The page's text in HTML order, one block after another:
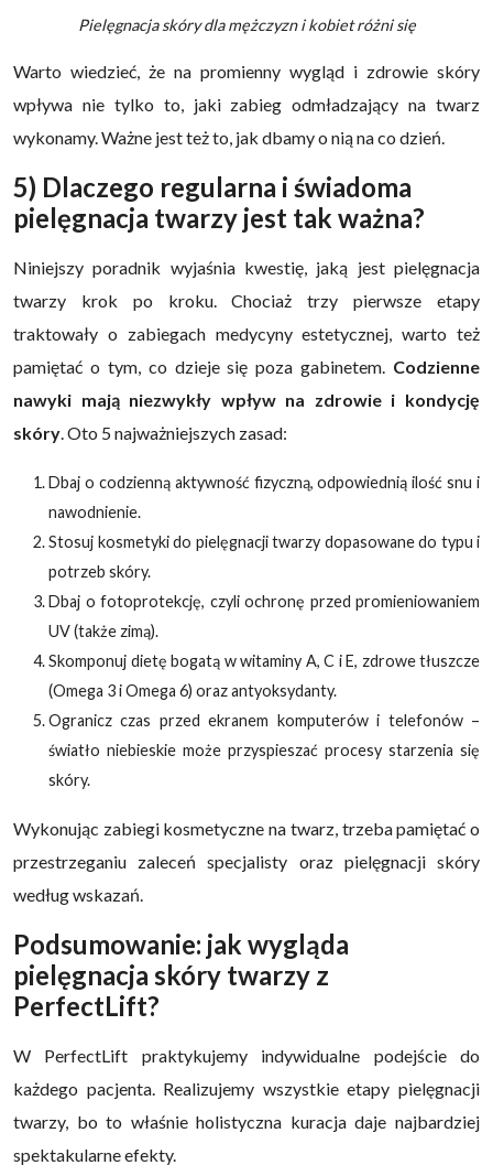
Pielęgnacja skóry dla mężczyzn i kobiet różni się
Warto wiedzieć, że na promienny wygląd i zdrowie skóry
wpływa nie tylko to, jaki zabieg odmładzający na twarz
wykonamy. Ważne jest też to, jak dbamy o nią na co dzień.
5) Dlaczego regularna i świadoma
pielęgnacja twarzy jest tak ważna?
Niniejszy poradnik wyjaśnia kwestię, jaką jest pielęgnacja
twarzy krok po kroku. Chociaż trzy pierwsze etapy
traktowały o zabiegach medycyny estetycznej, warto też
pamiętać o tym, co dzieje się poza gabinetem. Codzienne
nawyki mają niezwykły wpływ na zdrowie i kondycję
skóry. Oto 5 najważniejszych zasad:
Dbaj o codzienną aktywność fizyczną, odpowiednią ilość snu i
nawodnienie.
Stosuj kosmetyki do pielęgnacji twarzy dopasowane do typu i
potrzeb skóry.
Dbaj o fotoprotekcję, czyli ochronę przed promieniowaniem
UV (także zimą).
Skomponuj dietę bogatą w witaminy A, C i E, zdrowe tłuszcze
(Omega 3 i Omega 6) oraz antyoksydanty.
Ogranicz czas przed ekranem komputerów i telefonów –
światło niebieskie może przyspieszać procesy starzenia się
skóry.
Wykonując zabiegi kosmetyczne na twarz, trzeba pamiętać o
przestrzeganiu zaleceń specjalisty oraz pielęgnacji skóry
według wskazań.
Podsumowanie: jak wygląda
pielęgnacja skóry twarzy z
PerfectLift?
W PerfectLift praktykujemy indywidualne podejście do
każdego pacjenta. Realizujemy wszystkie etapy pielęgnacji
twarzy, bo to właśnie holistyczna kuracja daje najbardziej
spektakularne efekty.